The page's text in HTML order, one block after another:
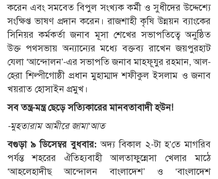
করেন এবং সমবেত বিপুল সংখ্যক কর্মী ও সুধীদের উদ্দেশ্যে
সংক্ষিপ্ত ভাষণ প্রদান করেন। রাজশাহী কৃষি উন্নয়ন ব্যাংকের
সিনিয়র কর্মকর্তা জনাব মূসা শেখের সভাপতিত্বে অনুষ্ঠিত
উক্ত পথসভায় অন্যান্যের মধ্যে বক্তব্য রাখেন জয়পুরহাট
যেলা ‘আন্দোলন’-এর সভাপতি জনাব মাহফূযুর রহমান, আল-
হেরা শিল্পীগোষ্ঠী প্রধান মুহাম্মাদ শফীকুল ইসলাম ও জনাব
খয়রাত হোসাইন প্রমুখ।
সব তন্ত্র-মন্ত্র ছেড়ে সত্যিকারের মানবতাবাদী হউন!
-মুহতারাম আমীরে জামা‘আত
বগুড়া ৯ ডিসেম্বর বুধবার: অদ্য বিকাল ২-টা হ’তে মাগরিব
পর্যন্ত শহরের ঐতিহ্যবাহী আলতাফুন্নেসা খেলার মাঠে
‘আহলেহাদীছ আন্দোলন বাংলাদেশ’ ও ‘বাংলাদেশ